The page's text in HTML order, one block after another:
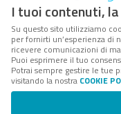
I tuoi contenuti,
Su questo sito utilizziamo
per fornirti un’esperienza di
ricevere comunicazioni di
Puoi esprimere il tuo
Potrai sempre gestire le tue
visitando la nostra COOKIE